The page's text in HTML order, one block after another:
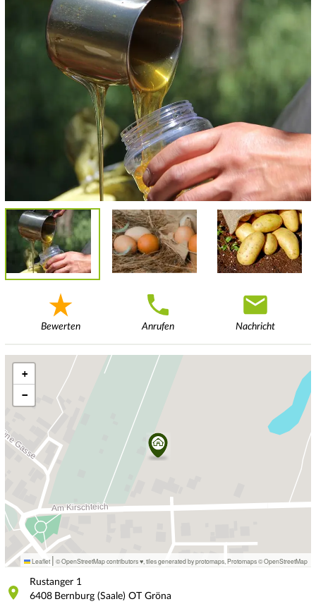
Bewerten Anrufen Nachricht
+
−
Leaflet | © OpenStreetMap contributors ♥, tiles generated by protomaps Protomaps©OpenStreetMap
Rustanger 1
6408 Bernburg (Saale) OT Gröna